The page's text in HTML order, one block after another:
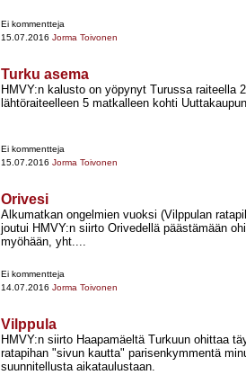
Ei kommentteja
15.07.2016 Jorma Toivonen
Turku asema
HMVY:n kalusto on yöpynyt Turussa raiteella
lähtöraiteelleen 5 matkalleen kohti
Ei kommentteja
15.07.2016 Jorma Toivonen
Orivesi
Alkumatkan ongelmien vuoksi (Vilppulan
joutui HMVY:n siirto Orivedellä päästämään
myöhään, yht....
Ei kommentteja
14.07.2016 Jorma Toivonen
Vilppula
HMVY:n siirto Haapamäeltä Turkuun ohittaa
ratapihan "sivun kautta" parisenkymmentä
suunnitellusta aikataulustaan.